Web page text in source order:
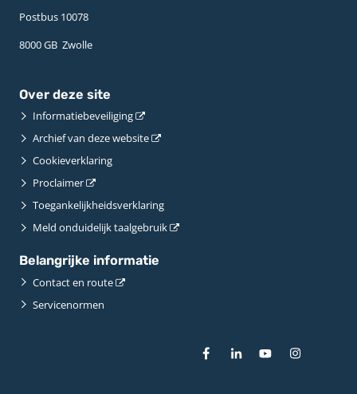
Postbus 10078 ­
8000 GB ­ Zwolle
Over deze site
Informatiebeveiliging
Archief van deze website
Cookieverklaring
Proclaimer
Toegankelijkheidsverklaring
Meld onduidelijk taalgebruik
Belangrijke informatie
Contact en route
Servicenormen